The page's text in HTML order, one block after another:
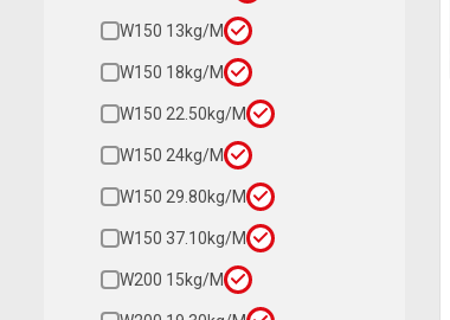
W150 13kg/m
W150 18kg/m
W150 22.50kg/m
W150 24kg/m
W150 29.80kg/m
W150 37.10kg/m
W200 15kg/m